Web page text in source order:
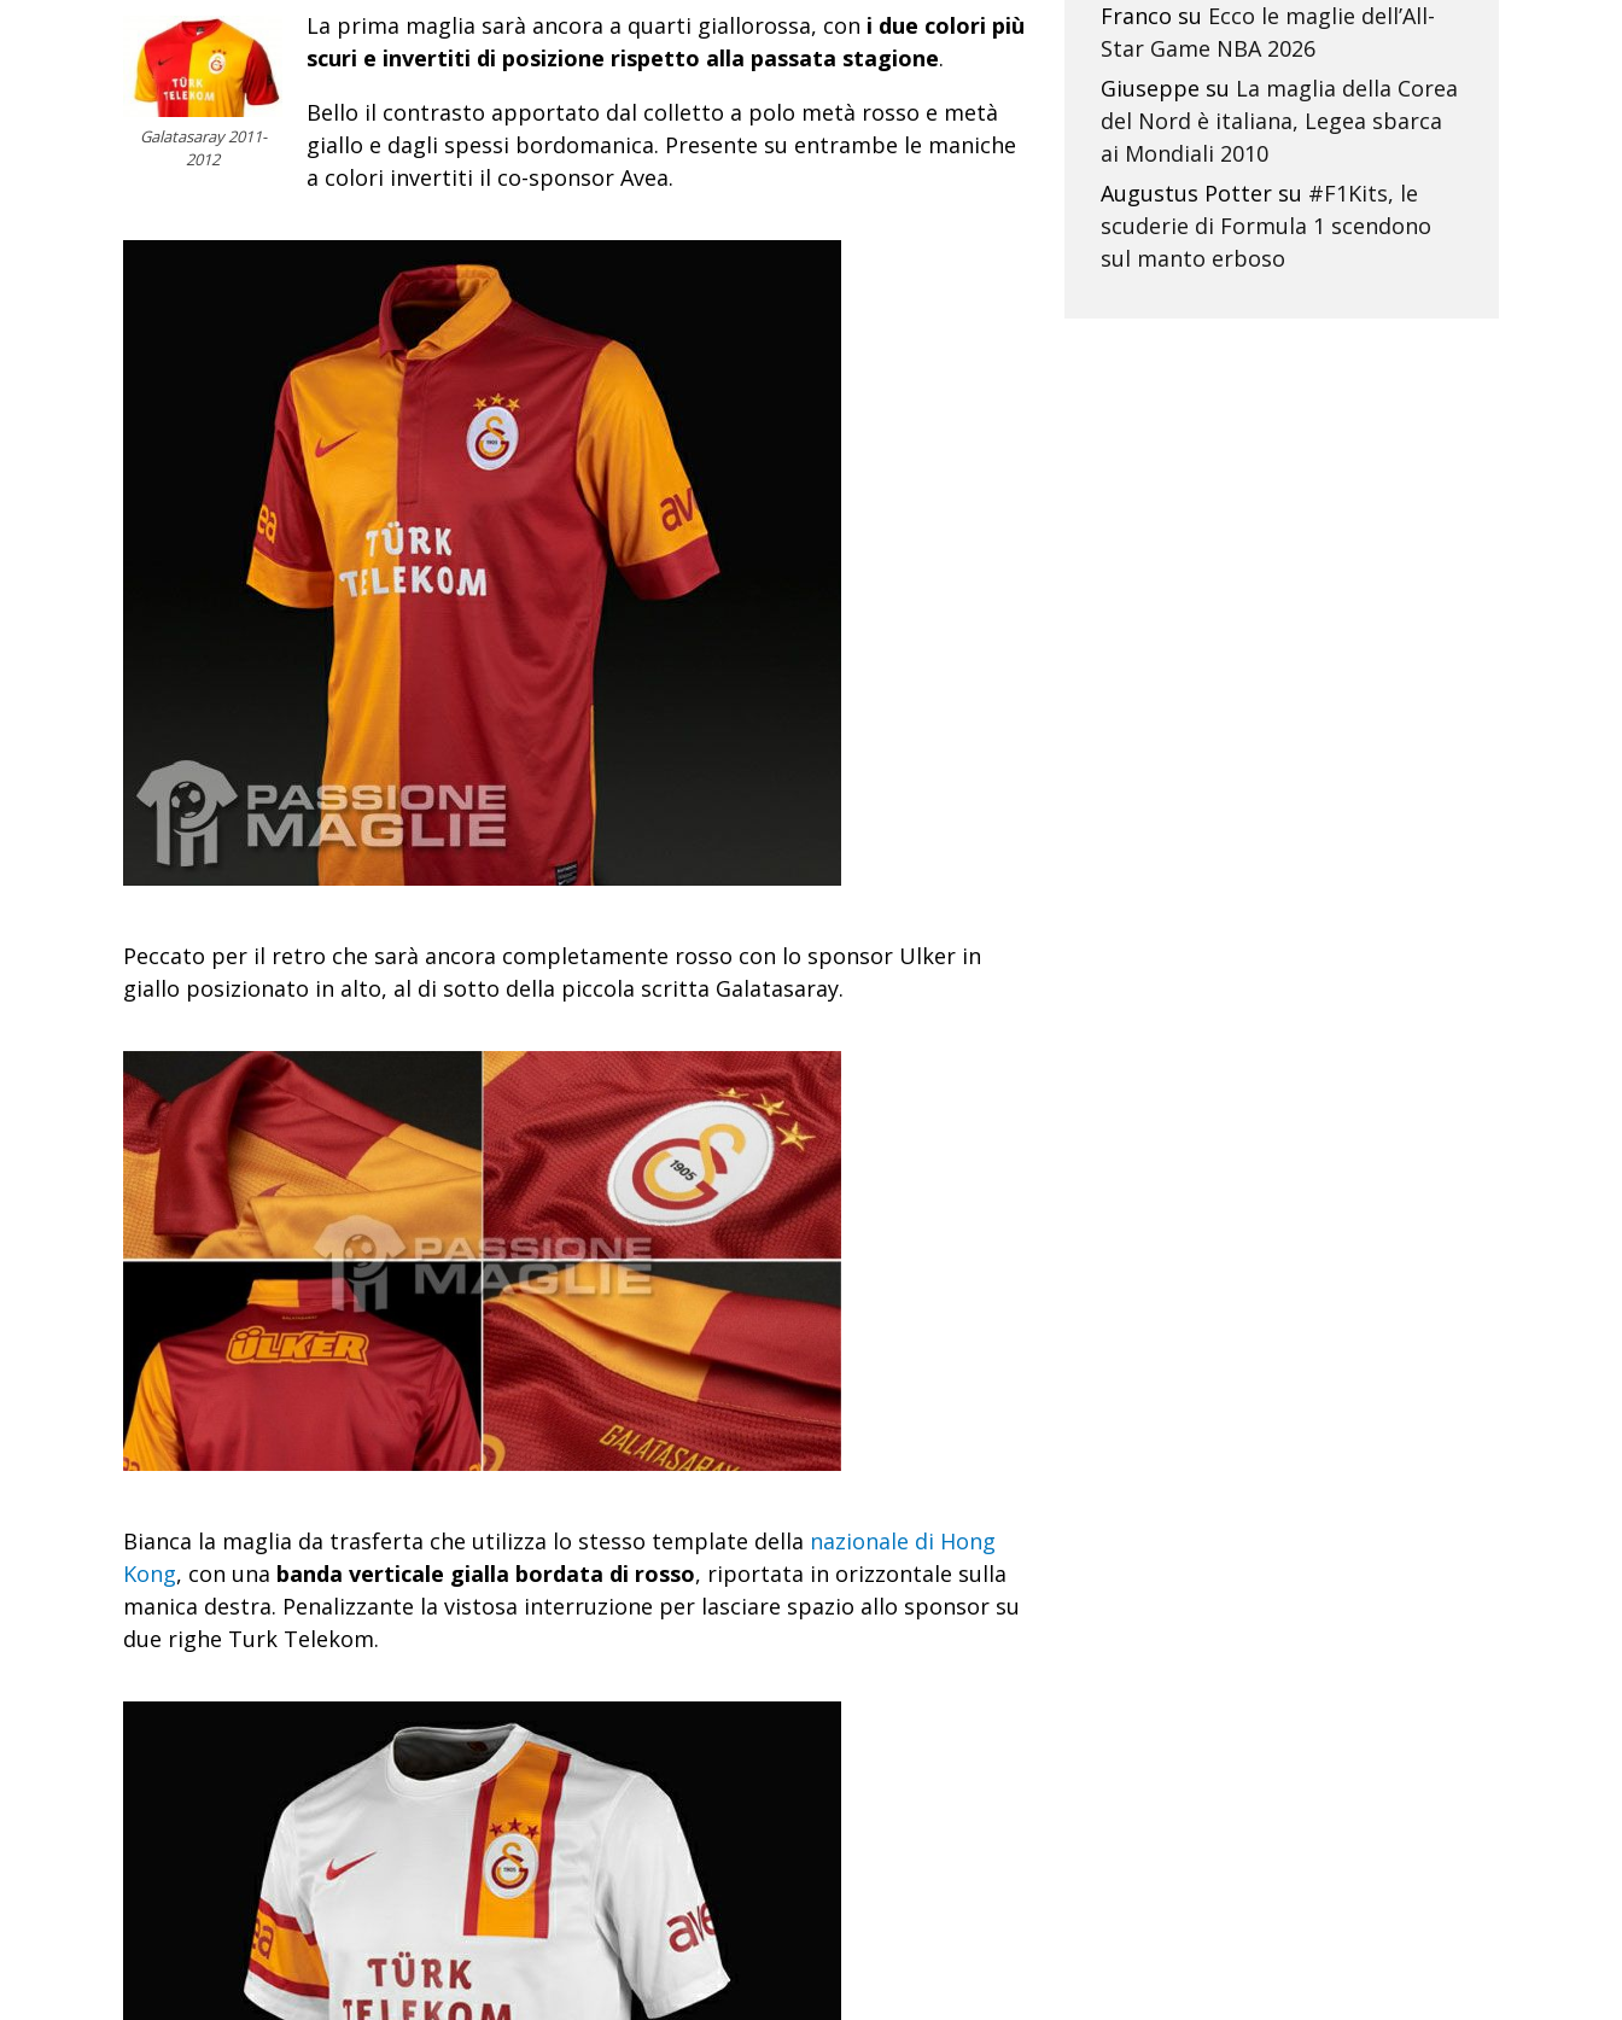
Galatasaray 2011-
2012
La prima maglia sarà ancora a quarti giallorossa, con i due colori più
scuri e invertiti di posizione rispetto alla passata stagione.
Bello il contrasto apportato dal colletto a polo metà rosso e metà
giallo e dagli spessi bordomanica. Presente su entrambe le maniche
a colori invertiti il co-sponsor Avea.
Peccato per il retro che sarà ancora completamente rosso con lo sponsor Ulker in
giallo posizionato in alto, al di sotto della piccola scritta Galatasaray.
Bianca la maglia da trasferta che utilizza lo stesso template della nazionale di Hong
Kong, con una banda verticale gialla bordata di rosso, riportata in orizzontale sulla
manica destra. Penalizzante la vistosa interruzione per lasciare spazio allo sponsor su
due righe Turk Telekom.
Franco su Ecco le maglie dell’All-
Star Game NBA 2026
Giuseppe su La maglia della Corea
del Nord è italiana, Legea sbarca
ai Mondiali 2010
Augustus Potter su #F1Kits, le
scuderie di Formula 1 scendono
sul manto erboso